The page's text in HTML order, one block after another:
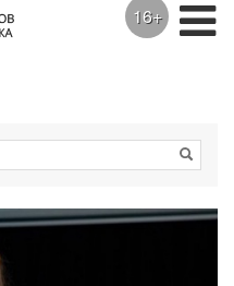
16+